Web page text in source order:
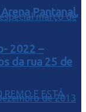
Pantanal,
2022 –
da rua 25 de